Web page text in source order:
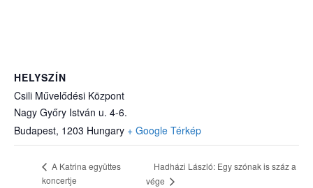
HELYSZÍN
Csili Művelődési Központ
Nagy Győry István u. 4-6.
Budapest, 1203 Hungary + Google Térkép
A Katrina együttes
koncertje
Hadházi László: Egy szónak is száz a
vége